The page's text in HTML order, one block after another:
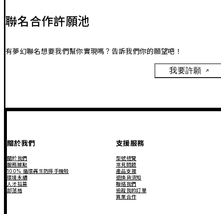
聯名合作許願池
有夢幻聯名想要我們幫你實現嗎？告訴我們你的願望吧！
我要許願
關於我們
關於我們
服務據點
100% 循環再生防摔手機殼
環境永續
人才招募
部落格
支援服務
型號總覽
常見問題
產品支援
退換貨須知
聯絡我們
追蹤我的訂單
異業合作